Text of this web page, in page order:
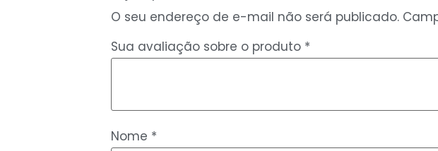
O seu endereço de e-mail não será publicado.
Sua avaliação sobre o produto *
Nome *